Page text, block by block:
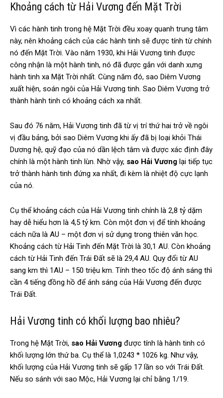
Khoảng cách từ Hải Vương đến Mặt Trời
Vì các hành tinh trong hệ Mặt Trời đều xoay quanh trung tâm
này, nên khoảng cách của các hành tinh sẽ được tính từ chính
nó đến Mặt Trời. Vào năm 1930, khi Hải Vương tinh được
công nhận là một hành tinh, nó đã được gắn với danh xưng
hành tinh xa Mặt Trời nhất. Cùng năm đó, sao Diêm Vương
xuất hiện, soán ngôi của Hải Vương tinh. Sao Diêm Vương trở
thành hành tinh có khoảng cách xa nhất.
Sau đó 76 năm, Hải Vương tinh đã từ vị trí thứ hai trở về ngôi
vị đầu bảng, bởi sao Diêm Vương khi ấy đã bị loại khỏi Thái
Dương hệ, quỹ đạo của nó dần lệch tâm và được xác định đây
chính là một hành tinh lùn. Nhờ vậy, sao Hải Vương lại tiếp tục
trở thành hành tinh đứng xa nhất, đi kèm là nhiệt độ cực lạnh
của nó.
Cụ thể khoảng cách của Hải Vương tinh chính là 2,8 tỷ dặm
hay dễ hiểu hơn là 4,5 tỷ km. Còn một đơn vị để tính khoảng
cách nữa là AU – một đơn vị sử dụng trong thiên văn học.
Khoảng cách từ Hải Tinh đến Mặt Trời là 30,1 AU. Còn khoảng
cách từ Hải Tinh đến Trái Đất sẽ là 29,4 AU. Quy đổi từ AU
sang km thì 1AU – 150 triệu km. Tính theo tốc độ ánh sáng thì
cần 4 tiếng đồng hồ để ánh sáng của Hải Vương đến được
Trái Đất.
Hải Vương tinh có khối lượng bao nhiêu?
Trong hệ Mặt Trời, sao Hải Vương được tính là hành tinh có
khối lượng lớn thứ ba. Cụ thể là 1,0243 * 1026 kg. Như vậy,
khối lượng của Hải Vương tinh sẽ gấp 17 lần so với Trái Đất.
Nếu so sánh với sao Mộc, Hải Vương lại chỉ bằng 1/19.